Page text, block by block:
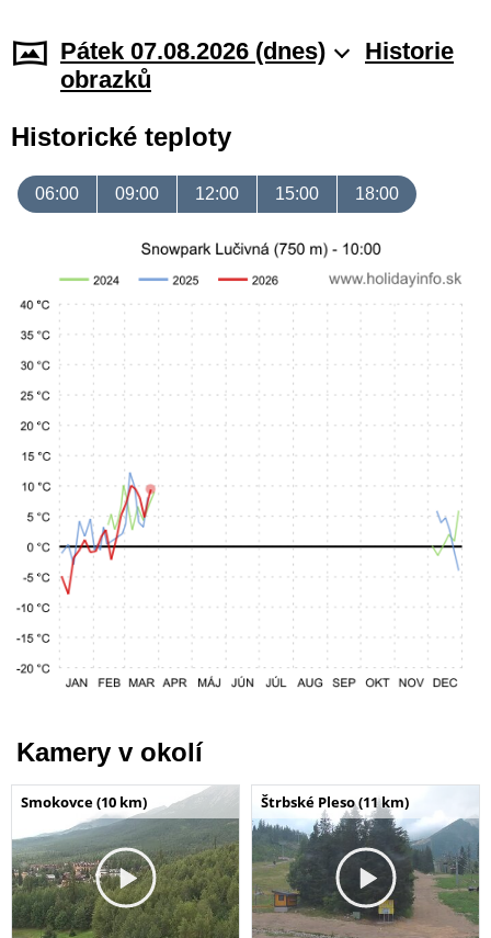
Pátek 07.08.2026 (dnes)
Historie
obrazků
Historické teploty
06:00 09:00 12:00 15:00 18:00
Kamery v okolí
Smokovce (10 km) Štrbské Pleso (11 km)